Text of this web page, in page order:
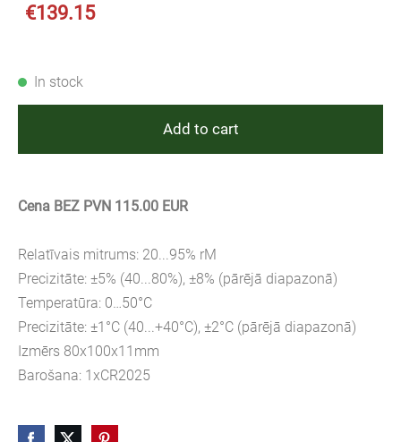
€139.15
In stock
Add to cart
Cena BEZ PVN 115.00 EUR
Relatīvais mitrums: 20...95% rM
Precizitāte: ±5% (40...80%), ±8% (pārējā diapazonā)
Temperatūra: 0…50°C
Precizitāte: ±1°C (40...+40°C), ±2°C (pārējā diapazonā)
Izmērs 80x100x11mm
Barošana: 1xCR2025